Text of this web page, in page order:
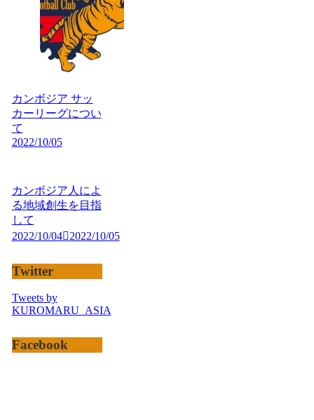
カンボジア サッ
カーリーグについ
て
2022/10/05
カンボジア人によ
る地域創生を目指
して
2022/10/04
2022/10/05
Twitter
Tweets by
KUROMARU_ASIA
Facebook